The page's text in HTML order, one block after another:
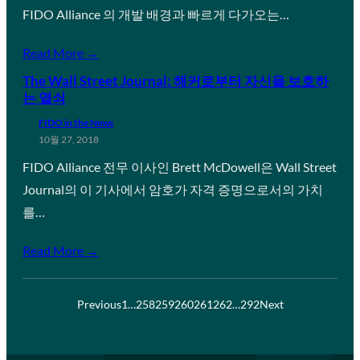
FIDO Alliance 의 개발 배경과 빠르게 다가오는…
Read More →
The Wall Street Journal: 해커로부터 자신을 보호하
는 열쇠
FIDO in the News
10월 27, 2018
FIDO Alliance 전무 이사인 Brett McDowell은 Wall Street
Journal의 이 기사에서 암호가 자격 증명으로서의 가치
를…
Read More →
Previous1…258259260261262…292Next